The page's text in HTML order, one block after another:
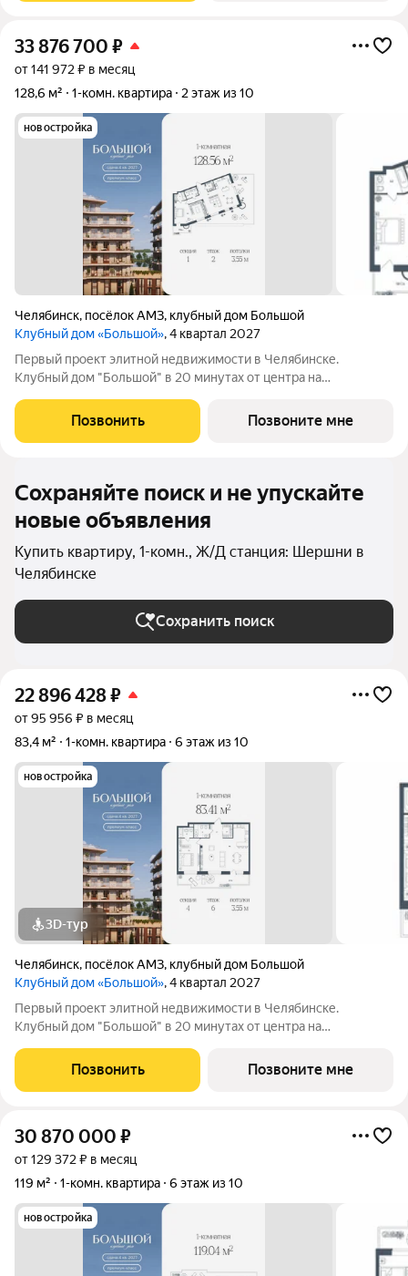
33 876 700 ₽
от 141 972 ₽ в месяц
128,6 м²
1-комн. квартира 2 этаж из 10
новостройка
Челябинск, посёлок АМЗ, клубный дом Большой
Клубный дом «Большой», 4 квартал 2027
Первый проект элитной недвижимости в Челябинске.
Клубный дом "Большой" в 20 минутах от центра на
это единственное место в городе, где открывается
потрясающий вид на Шершнёвское водохранилище.
Позвонить Позвоните мне
Сохраняйте поиск и не упускайте
новые объявления
Купить квартиру, 1-комн., Ж/Д станция: Шершни в
Челябинске
Сохранить поиск
22 896 428₽
от 95 956 ₽ в месяц
83,4 м²
1-комн. квартира 6 этаж из 10
новостройка
3D-тур
Челябинск, посёлок АМЗ, клубный дом Большой
Клубный дом «Большой», 4 квартал 2027
Первый проект элитной недвижимости в Челябинске.
Клубный дом "Большой" в 20 минутах от центра на
это единственное место в городе, где открывается
потрясающий вид на Шершнёвское водохранилище.
Позвонить Позвоните мне
30 870 000 ₽
от 129 372 ₽ в месяц
119 м²
1-комн. квартира 6 этаж из 10
новостройка